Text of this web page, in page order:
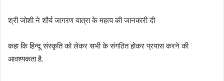
श्री जोशी ने शौर्य जागरण यात्रा के महत्व की जानकारी दी
कहा कि हिन्दू संस्कृति को लेकर सभी के संगठित होकर प्रयास करने की
आवश्यकता है.